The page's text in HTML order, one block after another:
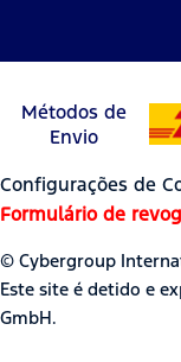
Métodos de
Envio
Configurações de
Formulário de
© Cybergroup
Este site é detido e
GmbH.